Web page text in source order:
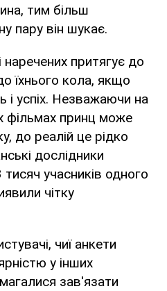
тим більш
пару він шукає.
наречених притягує до
їхнього кола, якщо
і успіх. Незважаючи на
фільмах принц може
до реалій це рідко
дослідники
учасників одного
чітку
чиї анкети
у інших
зав'язати